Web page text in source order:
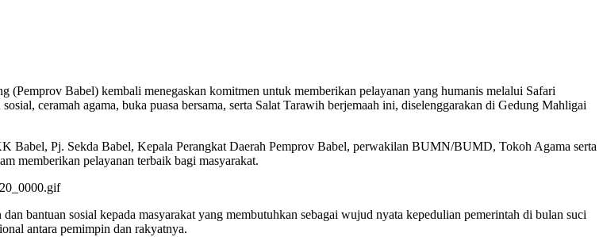
Babel) kembali menegaskan komitmen untuk memberikan pelayanan yang humanis melalui Safari
ceramah agama, buka puasa bersama, serta Salat Tarawih berjemaah ini, diselenggarakan di Gedung Mahligai
Babel, Pj. Sekda Babel, Kepala Perangkat Daerah Pemprov Babel, perwakilan BUMN/BUMD, Tokoh Agama serta
memberikan pelayanan terbaik bagi masyarakat.
bantuan sosial kepada masyarakat yang membutuhkan sebagai wujud nyata kepedulian pemerintah di bulan suci
antara pemimpin dan rakyatnya.